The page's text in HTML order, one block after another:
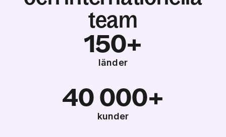
team
150+
länder
40 000+
kunder